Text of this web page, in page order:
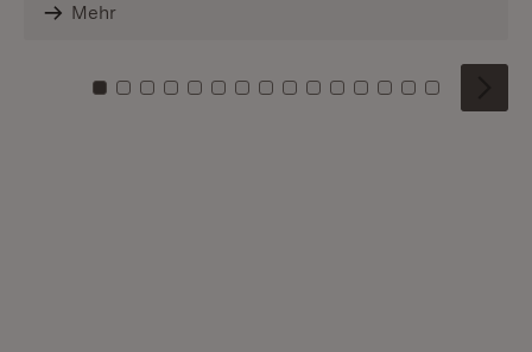
Mehr
Zu Kachel: 0
Zu Kachel: 1
Zu Kachel: 2
Zu Kachel: 3
Zu Kachel: 4
Zu Kachel: 5
Zu Kachel: 6
Zu Kachel: 7
Zu Kachel: 8
Zu Kachel: 9
Zu Kachel: 10
Zu Kachel: 11
Zu Kachel: 12
Zu Kachel:
Zu